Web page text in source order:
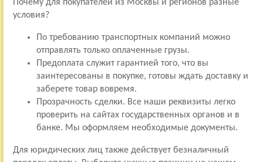
Почему для покупателей из Москвы и регионов разные
условия?
По требованию транспортных компаний можно
отправлять только оплаченные грузы.
Предоплата служит гарантией того, что вы
заинтересованы в покупке, готовы ждать доставку и
заберете товар вовремя.
Прозрачность сделки. Все наши реквизиты легко
проверить на сайтах государственных органов и в
банке. Мы оформляем необходимые документы.
Для юридических лиц также действует безналичный